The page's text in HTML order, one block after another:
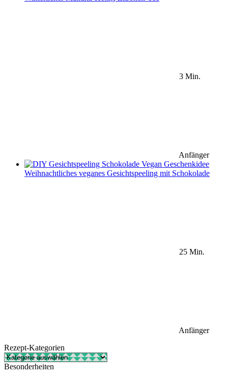
3 Min.
Anfänger
Weihnachtliches veganes Gesichtspeeling mit Schokolade
25 Min.
Anfänger
Rezept-Kategorien
Rezept-
Kategorien
Besonderheiten